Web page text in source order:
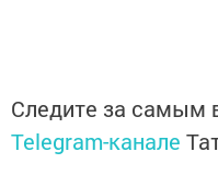
Следите за самым
Telegram-канале